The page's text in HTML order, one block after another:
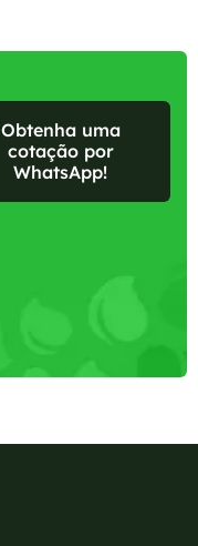
Obtenha uma
cotação por
WhatsApp!